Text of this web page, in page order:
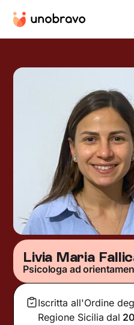
Livia Maria
Psicologa ad
Iscritta all'Ordine
Regione Sicilia dal